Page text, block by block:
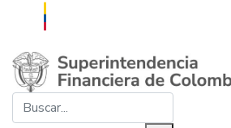
Saltar al contenido principal